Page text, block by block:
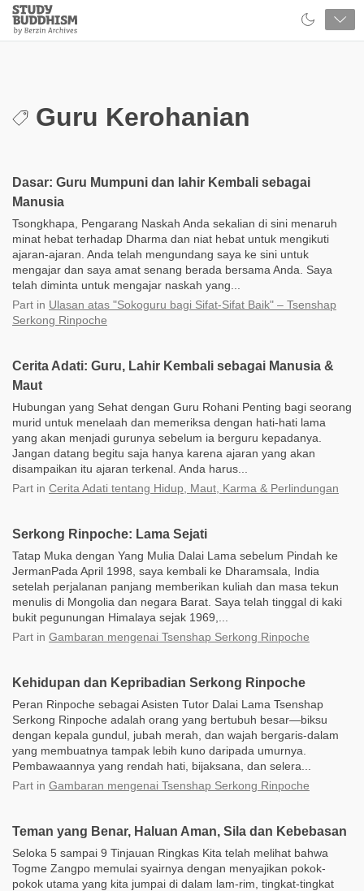
Close
Study
Buddhism
Guru Kerohanian
Dasar: Guru Mumpuni dan lahir Kembali sebagai
Manusia
Tsongkhapa, Pengarang Naskah Anda sekalian di sini menaruh
minat hebat terhadap Dharma dan niat hebat untuk mengikuti
ajaran-ajaran. Anda telah mengundang saya ke sini untuk
mengajar dan saya amat senang berada bersama Anda. Saya
telah diminta untuk mengajar naskah yang...
Part in Ulasan atas "Sokoguru bagi Sifat-Sifat Baik" – Tsenshap
Serkong Rinpoche
Cerita Adati: Guru, Lahir Kembali sebagai Manusia &
Maut
Hubungan yang Sehat dengan Guru Rohani Penting bagi seorang
murid untuk menelaah dan memeriksa dengan hati-hati lama
yang akan menjadi gurunya sebelum ia berguru kepadanya.
Jangan datang begitu saja hanya karena ajaran yang akan
disampaikan itu ajaran terkenal. Anda harus...
Part in Cerita Adati tentang Hidup, Maut, Karma & Perlindungan
Serkong Rinpoche: Lama Sejati
Tatap Muka dengan Yang Mulia Dalai Lama sebelum Pindah ke
JermanPada April 1998, saya kembali ke Dharamsala, India
setelah perjalanan panjang memberikan kuliah dan masa tekun
menulis di Mongolia dan negara Barat. Saya telah tinggal di kaki
bukit pegunungan Himalaya sejak 1969,...
Part in Gambaran mengenai Tsenshap Serkong Rinpoche
Kehidupan dan Kepribadian Serkong Rinpoche
Peran Rinpoche sebagai Asisten Tutor Dalai Lama Tsenshap
Serkong Rinpoche adalah orang yang bertubuh besar―biksu
dengan kepala gundul, jubah merah, dan wajah bergaris-dalam
yang membuatnya tampak lebih kuno daripada umurnya.
Pembawaannya yang rendah hati, bijaksana, dan selera...
Part in Gambaran mengenai Tsenshap Serkong Rinpoche
Teman yang Benar, Haluan Aman, Sila dan Kebebasan
Seloka 5 sampai 9 Tinjauan Ringkas Kita telah melihat bahwa
Togme Zangpo memulai syairnya dengan menyajikan pokok-
pokok utama yang kita jumpai di dalam lam-rim, tingkat-tingkat